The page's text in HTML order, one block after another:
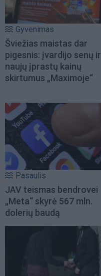
Gyvenimas
Šviežias maistas dar
pigesnis: įvardijo senų ir
naujų įprastų kainų
skirtumus „Maximoje“
Pasaulis
JAV teismas bendrovei
„Meta“ skyrė 567 mln.
dolerių baudą